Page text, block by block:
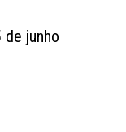
de junho